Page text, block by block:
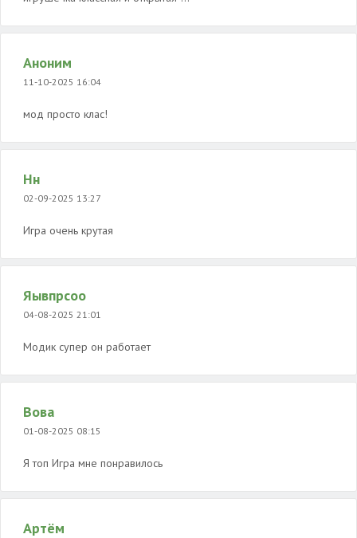
Аноним
11-10-2025 16:04
мод просто клас!
Нн
02-09-2025 13:27
Игра очень крутая
Яывпрсоо
04-08-2025 21:01
Модик супер он работает
Вова
01-08-2025 08:15
Я топ Игра мне понравилось
Артём